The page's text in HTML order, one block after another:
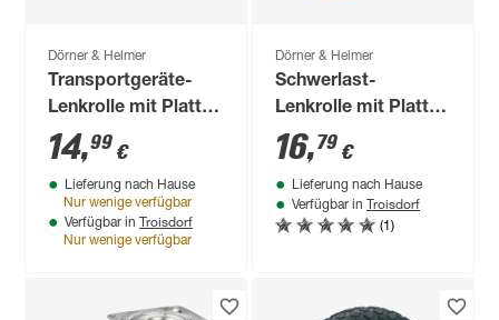
Dörner & Helmer
Transportgeräte-
Lenkrolle mit Platte
100 mm
14,99 €
Lieferung nach Hause
Nur wenige verfügbar
Verfügbar in Troisdorf
Nur wenige verfügbar
Dörner & Helmer
Schwerlast-
Lenkrolle mit Platte
35 mm
16,79 €
Lieferung nach Hause
Verfügbar in Troisdorf
(1)